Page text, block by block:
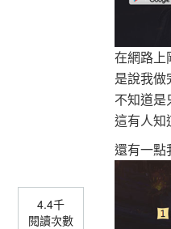
4.4千
閱讀次數
在網路上
是說我做
不知道是
這有人知
還有一